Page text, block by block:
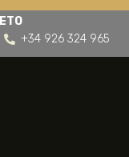
+34 926 324 965